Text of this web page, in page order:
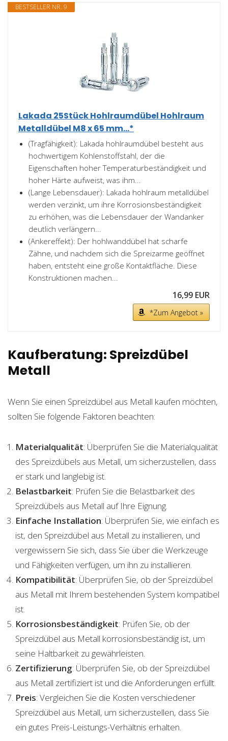
BESTSELLER NR. 9
Lakada 25Stück Hohlraumdübel Hohlraum
Metalldübel M8 x 65 mm...*
(Tragfähigkeit): Lakada hohlraumdübel besteht aus
hochwertigem Kohlenstoffstahl, der die
Eigenschaften hoher Temperaturbeständigkeit und
hoher Härte aufweist, was ihm...
(Lange Lebensdauer): Lakada hohlraum metalldübel
werden verzinkt, um ihre Korrosionsbeständigkeit
zu erhöhen, was die Lebensdauer der Wandanker
deutlich verlängern...
(Ankereffekt): Der hohlwanddübel hat scharfe
Zähne, und nachdem sich die Spreizarme geöffnet
haben, entsteht eine große Kontaktfläche. Diese
Konstruktionen machen...
16,99 EUR
*Zum Angebot »
Kaufberatung: Spreizdübel
Metall
Wenn Sie einen Spreizdübel aus Metall kaufen möchten,
sollten Sie folgende Faktoren beachten:
Materialqualität: Überprüfen Sie die Materialqualität
des Spreizdübels aus Metall, um sicherzustellen, dass
er stark und langlebig ist.
Belastbarkeit: Prüfen Sie die Belastbarkeit des
Spreizdübels aus Metall auf Ihre Eignung.
Einfache Installation: Überprüfen Sie, wie einfach es
ist, den Spreizdübel aus Metall zu installieren, und
vergewissern Sie sich, dass Sie über die Werkzeuge
und Fähigkeiten verfügen, um ihn zu installieren.
Kompatibilität: Überprüfen Sie, ob der Spreizdübel
aus Metall mit Ihrem bestehenden System kompatibel
ist.
Korrosionsbeständigkeit: Prüfen Sie, ob der
Spreizdübel aus Metall korrosionsbeständig ist, um
seine Haltbarkeit zu gewährleisten.
Zertifizierung: Überprüfen Sie, ob der Spreizdübel
aus Metall zertifiziert ist und die Anforderungen erfüllt.
Preis: Vergleichen Sie die Kosten verschiedener
Spreizdübel aus Metall, um sicherzustellen, dass Sie
ein gutes Preis-Leistungs-Verhältnis erhalten.